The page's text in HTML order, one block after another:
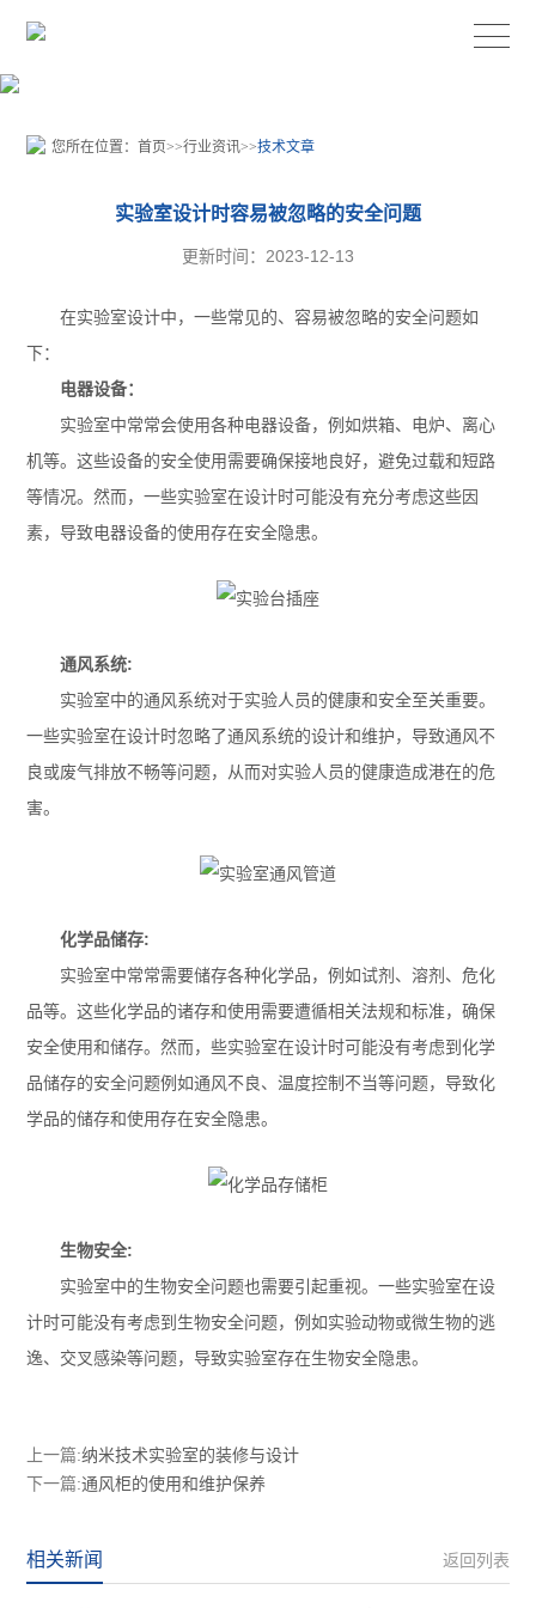
您所在位置：首页>>行业资讯>>技术文章
实验室设计时容易被忽略的安全问题
更新时间：2023-12-13
在实验室设计中，一些常见的、容易被忽略的安全问题如
下：
电器设备：
实验室中常常会使用各种电器设备，例如烘箱、电炉、离心
机等。这些设备的安全使用需要确保接地良好，避免过载和短路
等情况。然而，一些实验室在设计时可能没有充分考虑这些因
素，导致电器设备的使用存在安全隐患。
通风系统:
实验室中的通风系统对于实验人员的健康和安全至关重要。
一些实验室在设计时忽略了通风系统的设计和维护，导致通风不
良或废气排放不畅等问题，从而对实验人员的健康造成港在的危
害。
化学品储存:
实验室中常常需要储存各种化学品，例如试剂、溶剂、危化
品等。这些化学品的诸存和使用需要遭循相关法规和标准，确保
安全使用和储存。然而，些实验室在设计时可能没有考虑到化学
品储存的安全问题例如通风不良、温度控制不当等问题，导致化
学品的储存和使用存在安全隐患。
生物安全:
实验室中的生物安全问题也需要引起重视。一些实验室在设
计时可能没有考虑到生物安全问题，例如实验动物或微生物的逃
逸、交叉感染等问题，导致实验室存在生物安全隐患。
上一篇:纳米技术实验室的装修与设计
下一篇:通风柜的使用和维护保养
返回列表
相关新闻